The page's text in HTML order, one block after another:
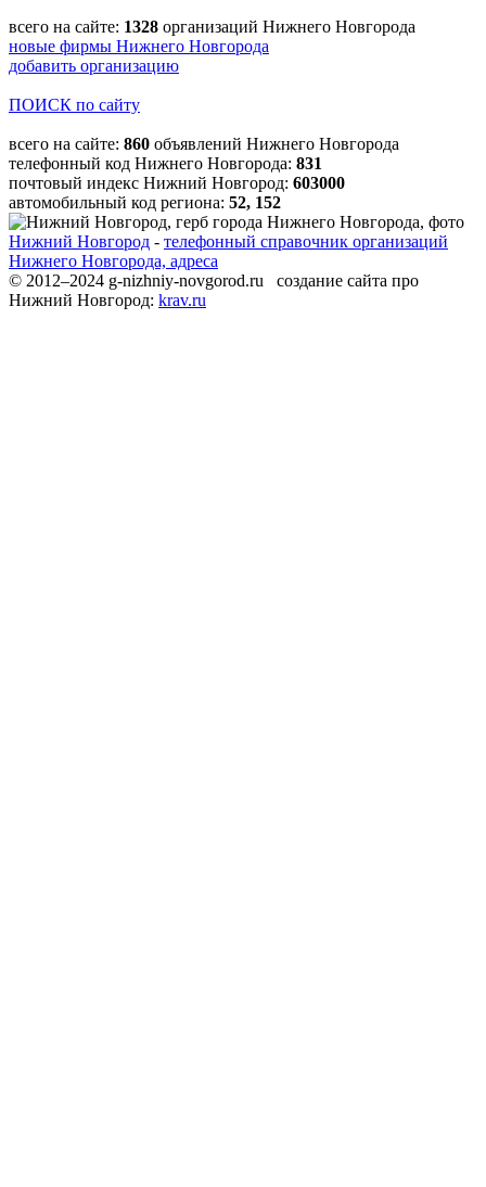
всего на сайте: 1328 организаций Нижнего Новгорода
новые фирмы Нижнего Новгорода
добавить организацию
ПОИСК по сайту
всего на сайте: 860 объявлений Нижнего Новгорода
телефонный код Нижнего Новгорода: 831
почтовый индекс Нижний Новгород: 603000
автомобильный код региона: 52, 152
Нижний Новгород - телефонный справочник организаций
Нижнего Новгорода, адреса
© 2012–2024 g-nizhniy-novgorod.ru создание сайта про
Нижний Новгород: krav.ru